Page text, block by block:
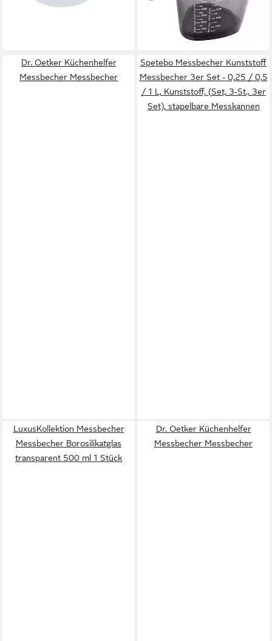
transparent
26,99 €
lieferbar - in 2-3 Werktagen bei dir
Dr. Oetker Küchenhelfer
Messbecher Messbecher
Spetebo Messbecher Kunststoff
Messbecher 3er Set - 0,25 / 0,5
/ 1 L, Kunststoff, (Set, 3-St., 3er
Set), stapelbare Messkannen
LuxusKollektion Messbecher
Messbecher Borosilikatglas
transparent 500 ml 1 Stück
Dr. Oetker Küchenhelfer
Messbecher Messbecher